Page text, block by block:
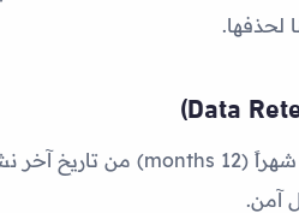
لحذفها.
من تاريخ آخر
آمن.